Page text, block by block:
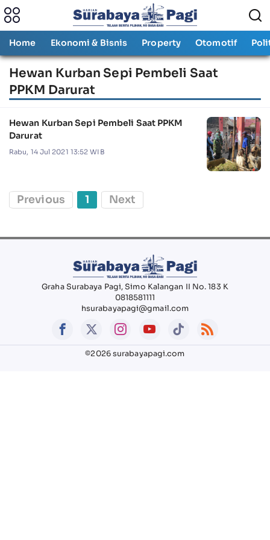
Home Ekonomi & Bisnis Property Otomotif
Hewan Kurban Sepi Pembeli Saat
PPKM Darurat
Hewan Kurban Sepi Pembeli Saat PPKM
Darurat
Rabu, 14 Jul 2021 13:52 WIB
Previous 1 Next
Graha Surabaya Pagi, Simo Kalangan II No. 183 K
0818581111
hsurabayapagi@gmail.com
©2026 surabayapagi.com